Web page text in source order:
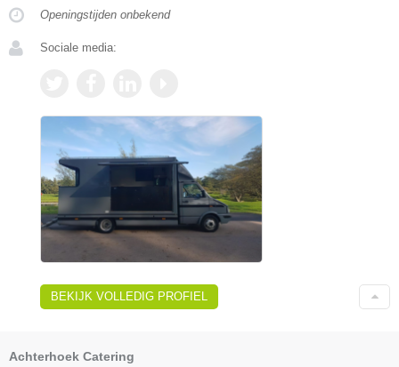
Openingstijden onbekend
Sociale media:
BEKIJK VOLLEDIG PROFIEL
Achterhoek Catering